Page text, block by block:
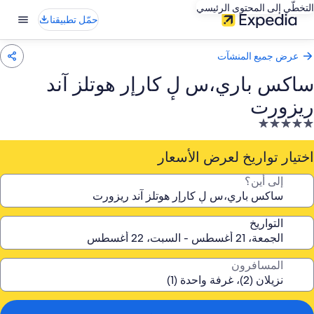
التخطّي إلى المحتوى الرئيسي
حمّل تطبيقنا
عرض جميع المنشآت
ساكس باري،س لٕ كارإر هوتلز آند
ريزورت
منشأة
فندقية
مصنفة
5.0
اختيار تواريخ لعرض الأسعار
إلى أين؟
التواريخ
المسافرون